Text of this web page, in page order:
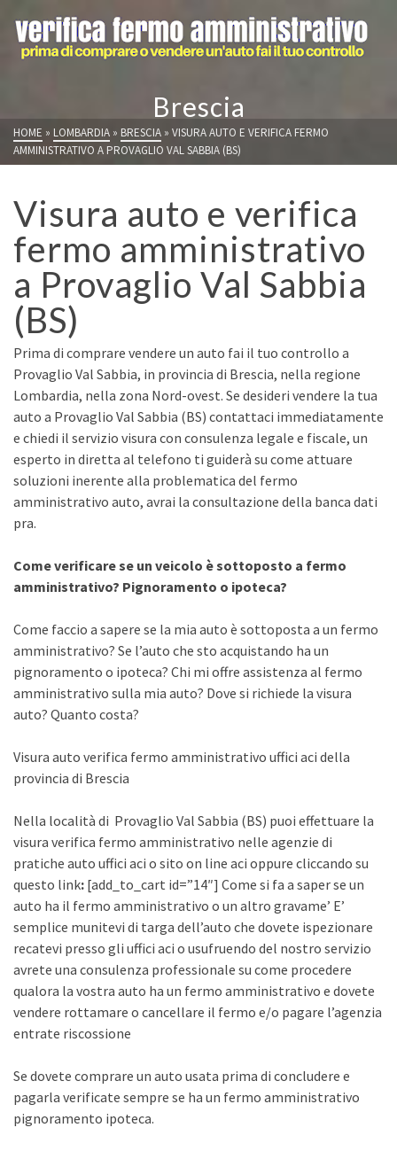
Brescia
HOME » LOMBARDIA » BRESCIA » VISURA AUTO E VERIFICA FERMO
AMMINISTRATIVO A PROVAGLIO VAL SABBIA (BS)
Visura auto e verifica
fermo amministrativo
a Provaglio Val Sabbia
(BS)
Prima di comprare vendere un auto fai il tuo controllo a
Provaglio Val Sabbia, in provincia di Brescia, nella regione
Lombardia, nella zona Nord-ovest. Se desideri vendere la tua
auto a Provaglio Val Sabbia (BS) contattaci immediatamente
e chiedi il servizio visura con consulenza legale e fiscale, un
esperto in diretta al telefono ti guiderà su come attuare
soluzioni inerente alla problematica del fermo
amministrativo auto, avrai la consultazione della banca dati
pra.
Come verificare se un veicolo è sottoposto a fermo
amministrativo? Pignoramento o ipoteca?
Come faccio a sapere se la mia auto è sottoposta a un fermo
amministrativo? Se l’auto che sto acquistando ha un
pignoramento o ipoteca? Chi mi offre assistenza al fermo
amministrativo sulla mia auto? Dove si richiede la visura
auto? Quanto costa?
Visura auto verifica fermo amministrativo uffici aci della
provincia di Brescia
Nella località di Provaglio Val Sabbia (BS) puoi effettuare la
visura verifica fermo amministrativo nelle agenzie di
pratiche auto uffici aci o sito on line aci oppure cliccando su
questo link: [add_to_cart id=”14″] Come si fa a saper se un
auto ha il fermo amministrativo o un altro gravame’ E’
semplice munitevi di targa dell’auto che dovete ispezionare
recatevi presso gli uffici aci o usufruendo del nostro servizio
avrete una consulenza professionale su come procedere
qualora la vostra auto ha un fermo amministrativo e dovete
vendere rottamare o cancellare il fermo e/o pagare l’agenzia
entrate riscossione
Se dovete comprare un auto usata prima di concludere e
pagarla verificate sempre se ha un fermo amministrativo
pignoramento ipoteca.